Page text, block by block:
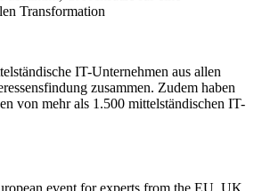
Transformation
IT-Unternehmen aus allen
zusammen. Zudem haben
von mehr als 1.500 mittelständischen IT-